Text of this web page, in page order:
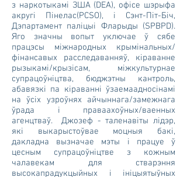
з наркотыкамі ЗША (DEA), офісе шэрыфа
акругі Пінелас(PCSO), і Сэнт-Піт-Біч,
Дэпартамент паліцыі Фларыды (SPBPD).
Яго значны вопыт уключае ў сябе
працэсы міжнародных крымінальных/
фінансавых расследаванняў, кіраванне
рызыкамі/крызісам, міжкультурнае
супрацоўніцтва, бюджэтны кантроль,
абавязкі па кіраванні ўзаемаадносінамі
на ўсіх узроўнях айчыннага/замежнага
ўрада і праваахоўных/ваенных
агенцтваў. Джозеф - таленавіты лідэр,
які выкарыстоўвае моцныя бакі,
дакладна вызначае мэты і працуе ў
цесным супрацоўніцтве з кожным
чалавекам для стварэння
высокапрадукцыйных і ініцыятыўных